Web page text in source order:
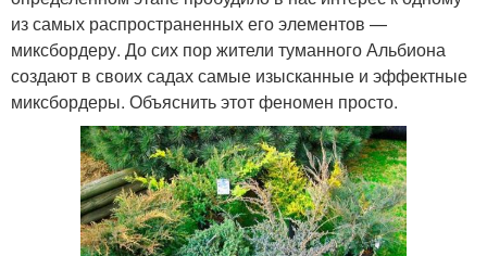
из самых распространенных его элементов —
миксбордеру. До сих пор жители туманного Альбиона
создают в своих садах самые изысканные и эффектные
миксбордеры. Объяснить этот феномен просто.